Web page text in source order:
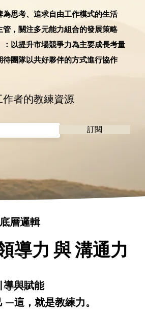
思考、追求自由工作模式的生活
，關注多元能力組合的發展策略
以提升市場競爭力為主要成長考量
團隊以共好夥伴的方式進行協作
者的教練資源
訂閱
層邏輯
導力 與 溝通力
導與賦能
這，就是教練力。